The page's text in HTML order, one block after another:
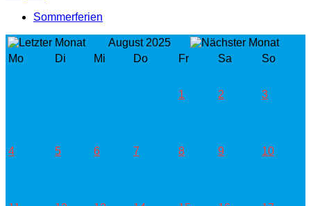
Sommerferien
August 2025
Mo
Di Mi Do Fr Sa So
1 2 3
4 5 6 7 8 9 10